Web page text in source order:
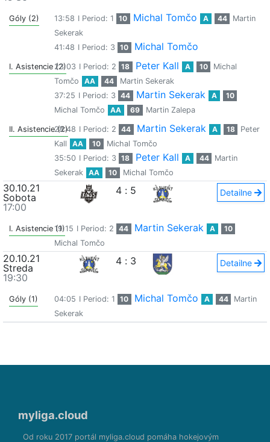
Góly (2) 13:58 I Period: 1 10 Michal Tomčo A 44
Martin
Sekerak
41:48 I Period: 3 10 Michal Tomčo
I. Asistencie (2)23:03 I Period: 2 18 Peter Kall A 10
Michal
Tomčo
AA 44
Martin Sekerak
37:25 I Period: 3 44 Martin Sekerak A
10
Michal Tomčo
AA 69 Martin Zalepa
II. Asistencie (2)
28:48 I Period: 2 44 Martin Sekerak A 18
Peter
Kall
AA 10
Michal Tomčo
35:50 I Period: 3 18 Peter Kall A 44
Martin
Sekerak
AA 10 Michal Tomčo
30.10.21
Sobota
17:00
4 : 5 Detailne
I. Asistencie (1)19:15 I Period: 2 44 Martin Sekerak A
10
Michal Tomčo
20.10.21
Streda
19:30
4 : 3 Detailne
Góly (1) 04:05 I Period: 1 10 Michal Tomčo A 44
Martin
Sekerak
myliga.cloud
Od roku 2017 portál myliga.cloud pomáha hokejovým